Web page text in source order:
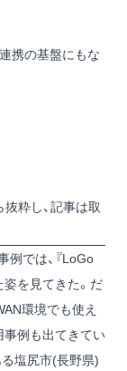
携の基盤にもな
粋し、記事は取
では、『LoGo
を見てきた。だ
環境でも使え
事例も出てきてい
塩尻市(長野県)